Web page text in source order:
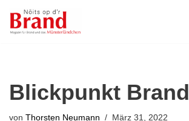
Zum
Blickpunkt Brand
von Thorsten Neumann März 31, 2022